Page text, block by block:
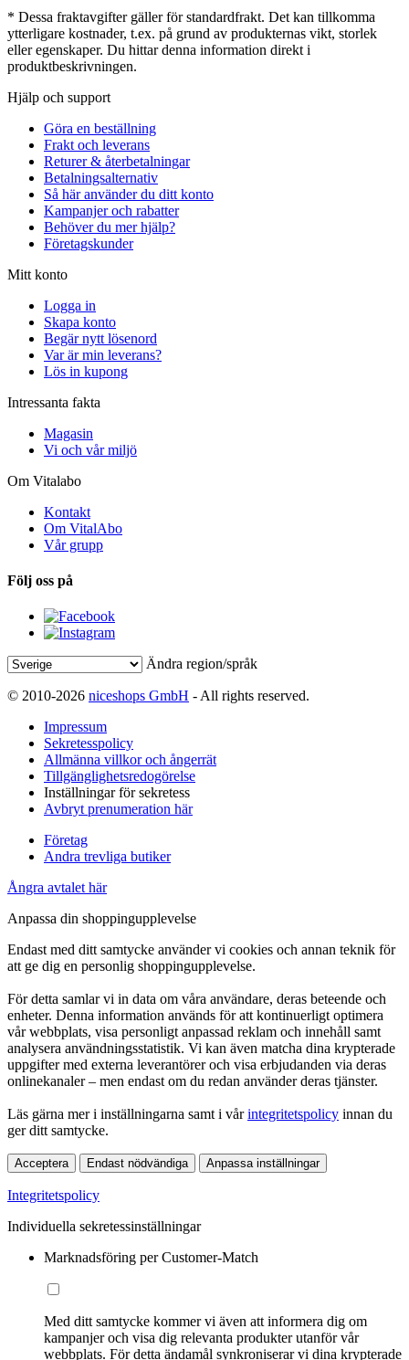
* Dessa fraktavgifter gäller för standardfrakt. Det kan tillkomma
ytterligare kostnader, t.ex. på grund av produkternas vikt, storlek
eller egenskaper. Du hittar denna information direkt i
produktbeskrivningen.
Hjälp och support
Göra en beställning
Frakt och leverans
Returer & återbetalningar
Betalningsalternativ
Så här använder du ditt konto
Kampanjer och rabatter
Behöver du mer hjälp?
Företagskunder
Mitt konto
Logga in
Skapa konto
Begär nytt lösenord
Var är min leverans?
Lös in kupong
Intressanta fakta
Magasin
Vi och vår miljö
Om Vitalabo
Kontakt
Om VitalAbo
Vår grupp
Följ oss på
Ändra region/språk
© 2010-2026 niceshops GmbH - All rights reserved.
Impressum
Sekretesspolicy
Allmänna villkor och ångerrät
Tillgänglighetsredogörelse
Inställningar för sekretess
Avbryt prenumeration här
Företag
Andra trevliga butiker
Ångra avtalet här
Anpassa din shoppingupplevelse
Endast med ditt samtycke använder vi cookies och annan teknik för
att ge dig en personlig shoppingupplevelse.
För detta samlar vi in data om våra användare, deras beteende och
enheter. Denna information används för att kontinuerligt optimera
vår webbplats, visa personligt anpassad reklam och innehåll samt
analysera användningsstatistik. Vi kan även matcha dina krypterade
uppgifter med externa leverantörer och visa erbjudanden via deras
onlinekanaler – men endast om du redan använder deras tjänster.
Läs gärna mer i inställningarna samt i vårintegritetspolicy innan du
ger ditt samtycke.
Acceptera Endast nödvändiga Anpassa inställningar
Integritetspolicy
Individuella sekretessinställningar
Marknadsföring per Customer-Match
Med ditt samtycke kommer vi även att informera dig om
kampanjer och visa dig relevanta produkter utanför vår
webbplats. För detta ändamål synkroniserar vi dina krypterade